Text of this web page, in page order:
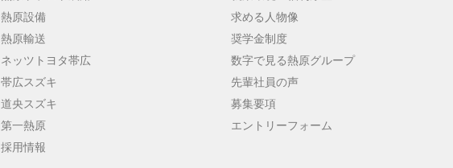
熱原設備
熱原輸送
ネッツトヨタ帯広
帯広スズキ
道央スズキ
第一熱原
採用情報
求める人物像
奨学金制度
数字で見る熱原グループ
先輩社員の声
募集要項
エントリーフォーム